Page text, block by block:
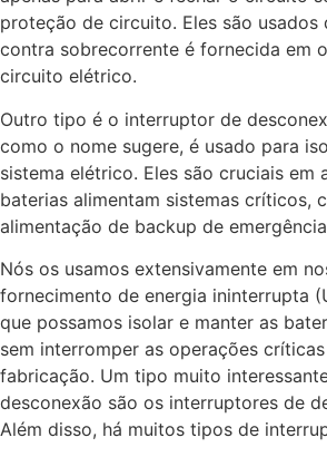
proteção de circuito. Eles são usados
contra sobrecorrente é fornecida em
circuito elétrico.
Outro tipo é o interruptor de
como o nome sugere, é usado para
sistema elétrico. Eles são cruciais em
baterias alimentam sistemas críticos,
alimentação de backup de
Nós os usamos extensivamente em
fornecimento de energia ininterrupta
que possamos isolar e manter as
sem interromper as operações
fabricação. Um tipo muito
desconexão são os interruptores de
Além disso, há muitos tipos de